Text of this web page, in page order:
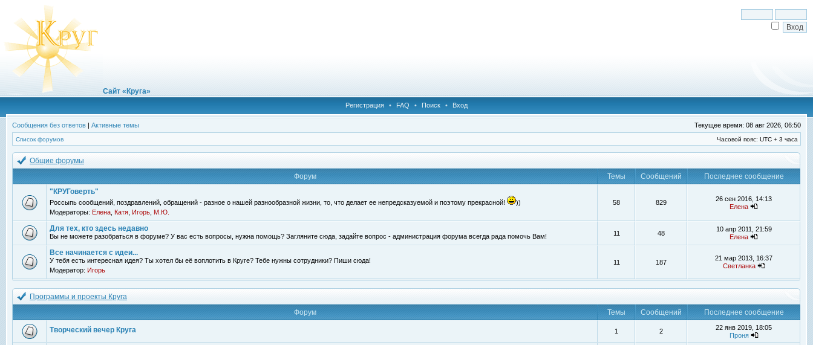
Сайт «Круга»
Регистрация • FAQ • Поиск • Вход
Сообщения без ответов | Активные темы Текущее время: 08 авг 2026, 06:50
Список форумов Часовой пояс: UTC + 3 часа
Общие форумы
Форум
Темы Сообщений
Последнее сообщение
"КРУГоверть"
Россыпь сообщений, поздравлений, обращений - разное о нашей разнообразной жизни, то, что делает ее непредсказуемой и поэтому прекрасной!
))
Модераторы: Елена Катя Игорь М.Ю.
58 829
26 сен 2016, 14:13
Елена
Для тех, кто здесь недавно
Вы не можете разобраться в форуме? У вас есть вопросы, нужна помощь? Загляните сюда, задайте вопрос - администрация форума всегда рада помочь Вам! 11 48
10 апр 2011, 21:59
Елена
Все начинается с идеи...
У тебя есть интересная идея? Ты хотел бы её воплотить в Круге? Тебе нужны сотрудники? Пиши сюда!
Модератор: Игорь
11 187
21 мар 2013, 16:37
Светланка
Программы и проекты Круга
Форум
Темы Сообщений Последнее сообщение
Творческий вечер Круга 1 2
22 янв 2019, 18:05
Проня